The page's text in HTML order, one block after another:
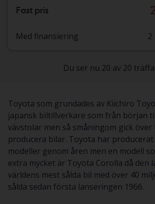
Fast pris
Med finansiering
2
Du ser nu 20 av 20
Toyota som grundades av Kiichiro
japansk biltillverkare som från början
vävstolar men så småningom gick
producera bilar. Toyota har
modeller genom åren men en modell
extra mycket är Toyota Corolla då den
världens mest sålda bil med över 40
sålda sedan första lanseringen 1966.